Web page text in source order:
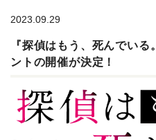
2023.09.29
『探偵はもう、死んでい
ントの開催が決定！